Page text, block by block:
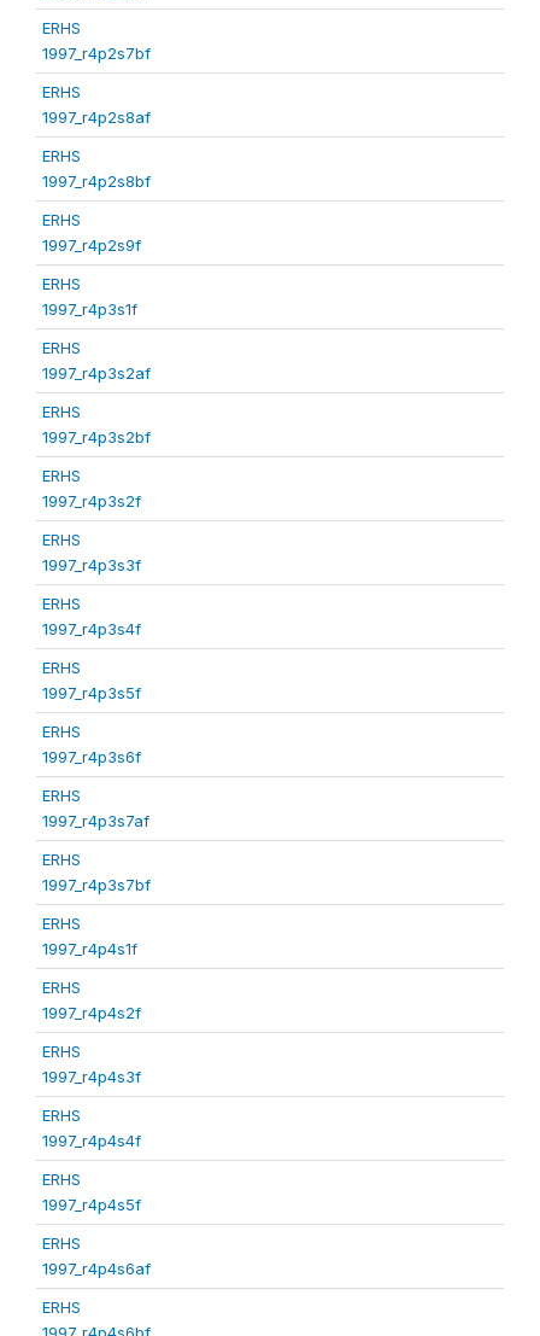
ERHS
1997_r4p2s7bf
ERHS
1997_r4p2s8af
ERHS
1997_r4p2s8bf
ERHS
1997_r4p2s9f
ERHS
1997_r4p3s1f
ERHS
1997_r4p3s2af
ERHS
1997_r4p3s2bf
ERHS
1997_r4p3s2f
ERHS
1997_r4p3s3f
ERHS
1997_r4p3s4f
ERHS
1997_r4p3s5f
ERHS
1997_r4p3s6f
ERHS
1997_r4p3s7af
ERHS
1997_r4p3s7bf
ERHS
1997_r4p4s1f
ERHS
1997_r4p4s2f
ERHS
1997_r4p4s3f
ERHS
1997_r4p4s4f
ERHS
1997_r4p4s5f
ERHS
1997_r4p4s6af
ERHS
1997_r4p4s6bf